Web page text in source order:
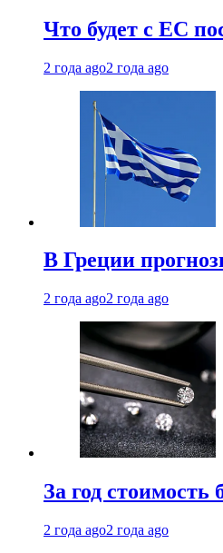
Что будет с ЕС
2 года ago2 года ago
В Греции
2 года ago2 года ago
За год
2 года ago2 года ago